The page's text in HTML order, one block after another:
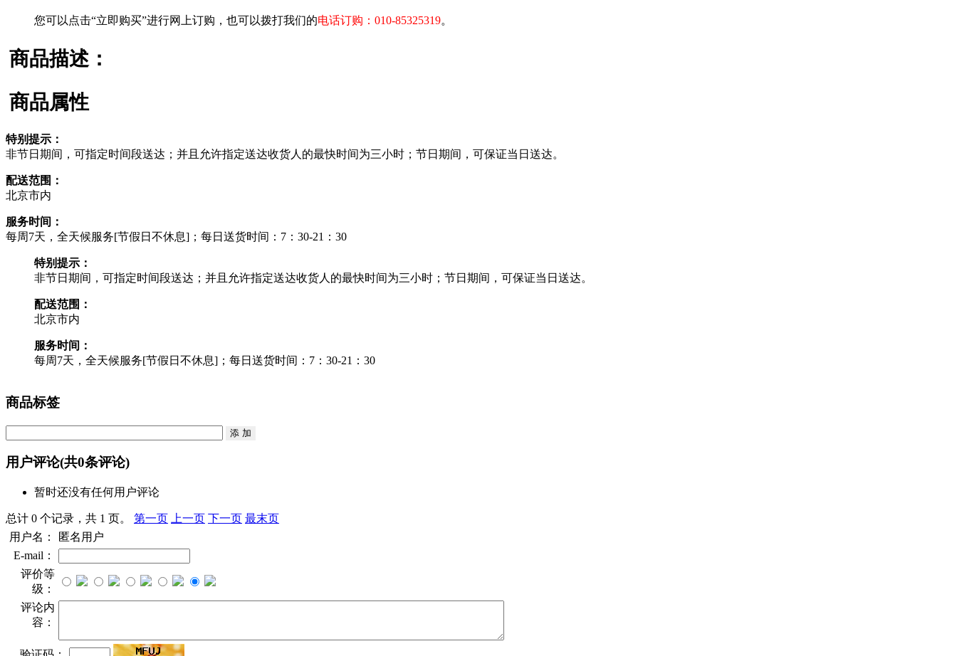
您可以点击“立即购买”进行网上订购，也可以拨打我们的电话订购：010-85325319。
商品描述：
商品属性
特别提示：
非节日期间，可指定时间段送达；并且允许指定送达收货人的最快时间为三小时；节日期间，可保证当日送达。
配送范围：
北京市内
服务时间：
每周7天，全天候服务[节假日不休息]；每日送货时间：7：30-21：30
特别提示：
非节日期间，可指定时间段送达；并且允许指定送达收货人的最快时间为三小时；节日期间，可保证当日送达。
配送范围：
北京市内
服务时间：
每周7天，全天候服务[节假日不休息]；每日送货时间：7：30-21：30
商品标签
用户评论(共0条评论)
暂时还没有任何用户评论
总计 0 个记录，共 1 页。 第一页 上一页 下一页 最末页
用户名：
匿名用户
E-mail：
评价等
级：
评论内
容：